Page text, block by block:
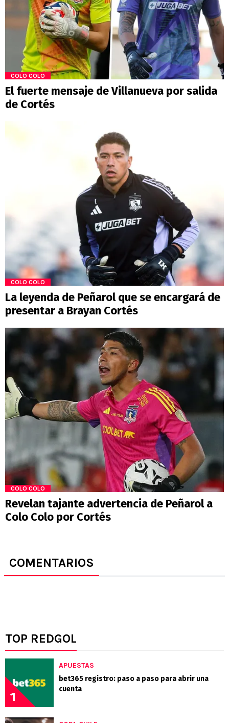
COLO COLO
El fuerte mensaje de Villanueva por salida
de Cortés
COLO COLO
La leyenda de Peñarol que se encargará de
presentar a Brayan Cortés
COLO COLO
Revelan tajante advertencia de Peñarol a
Colo Colo por Cortés
COMENTARIOS
TOP REDGOL
1
APUESTAS
bet365 registro: paso a paso para abrir una
cuenta